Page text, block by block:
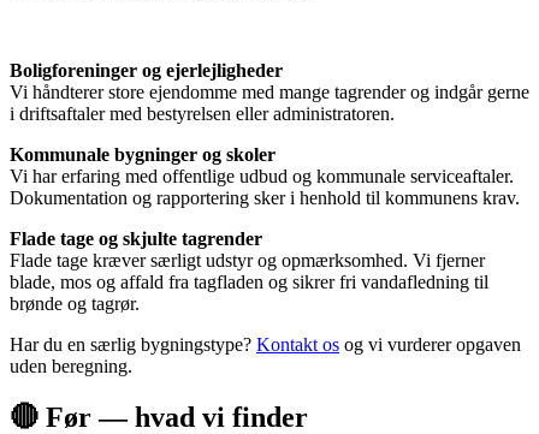
Boligforeninger og ejerlejligheder
Vi håndterer store ejendomme med mange tagrender og indgår gerne
i driftsaftaler med bestyrelsen eller administratoren.
Kommunale bygninger og skoler
Vi har erfaring med offentlige udbud og kommunale serviceaftaler.
Dokumentation og rapportering sker i henhold til kommunens krav.
Flade tage og skjulte tagrender
Flade tage kræver særligt udstyr og opmærksomhed. Vi fjerner
blade, mos og affald fra tagfladen og sikrer fri vandafledning til
brønde og tagrør.
Har du en særlig bygningstype? Kontakt os og vi vurderer opgaven
uden beregning.
🔴 Før — hvad vi finder